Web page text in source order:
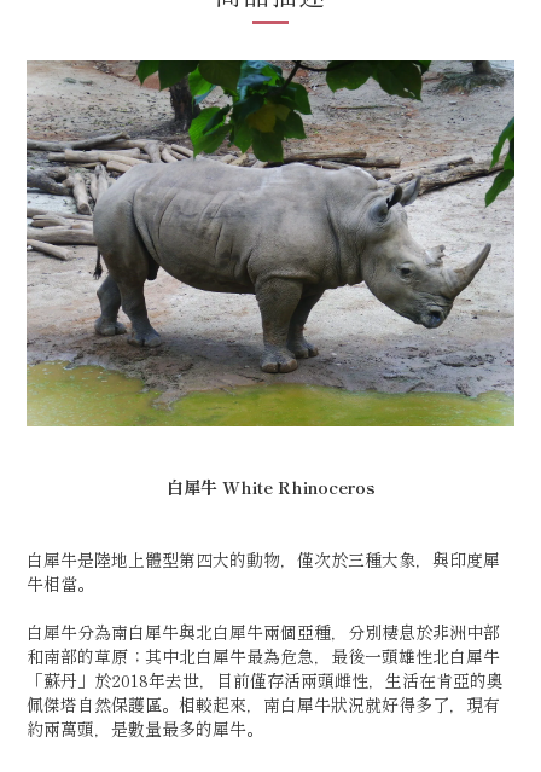
白犀牛 White Rhinoceros
白犀牛是陸地上體型第四大的動物，僅次於三種大象，與印度犀
牛相當。
白犀牛分為南白犀牛與北白犀牛兩個亞種，分別棲息於非洲中部
和南部的草原；其中北白犀牛最為危急，最後一頭雄性北白犀牛
「蘇丹」於2018年去世，目前僅存活兩頭雌性，生活在肯亞的奧
佩傑塔自然保護區。相較起來，南白犀牛狀況就好得多了，現有
約兩萬頭，是數量最多的犀牛。